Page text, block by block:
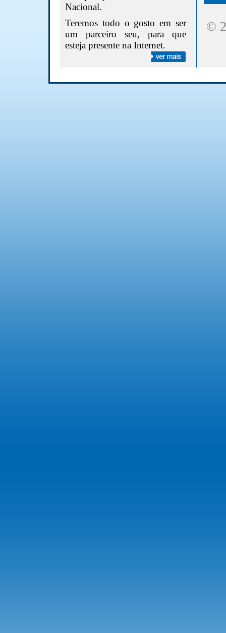
Nacional.
Teremos todo o gosto em ser
um parceiro seu, para que
esteja presente na Internet.
©